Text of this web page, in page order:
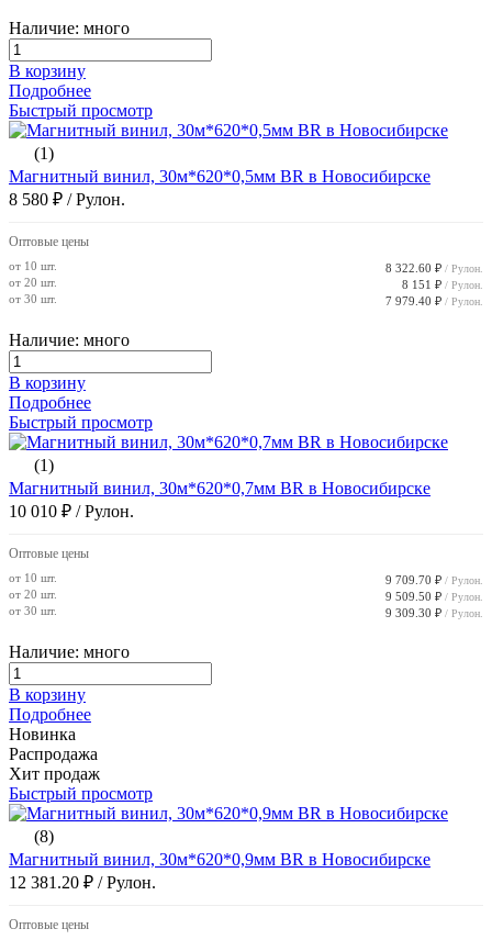
Наличие: много
В корзину
Подробнее
Быстрый просмотр
(1)
Магнитный винил, 30м*620*0,5мм BR в Новосибирске
8 580 ₽ / Рулон.
Оптовые цены
от 10 шт. 8 322.60 ₽ / Рулон.
от 20 шт. 8 151 ₽ / Рулон.
от 30 шт. 7 979.40 ₽ / Рулон.
Наличие: много
В корзину
Подробнее
Быстрый просмотр
(1)
Магнитный винил, 30м*620*0,7мм BR в Новосибирске
10 010 ₽ / Рулон.
Оптовые цены
от 10 шт. 9 709.70 ₽ / Рулон.
от 20 шт. 9 509.50 ₽ / Рулон.
от 30 шт. 9 309.30 ₽ / Рулон.
Наличие: много
В корзину
Подробнее
Новинка
Распродажа
Хит продаж
Быстрый просмотр
(8)
Магнитный винил, 30м*620*0,9мм BR в Новосибирске
12 381.20 ₽ / Рулон.
Оптовые цены